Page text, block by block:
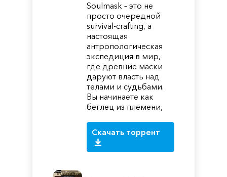
Soulmask – это не
просто очередной
survival-crafting, а
настоящая
антропологическая
экспедиция в мир,
где древние маски
даруют власть над
телами и судьбами.
Вы начинаете как
беглец из племени,
Скачать торрент